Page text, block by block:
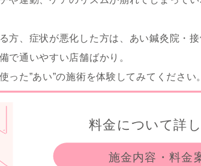
方、症状が悪化した方は、あい鍼灸院・接
で通いやすい店舗ばかり。
った”あい”の施術を体験してみてください。
料金について詳
施金内容・料金